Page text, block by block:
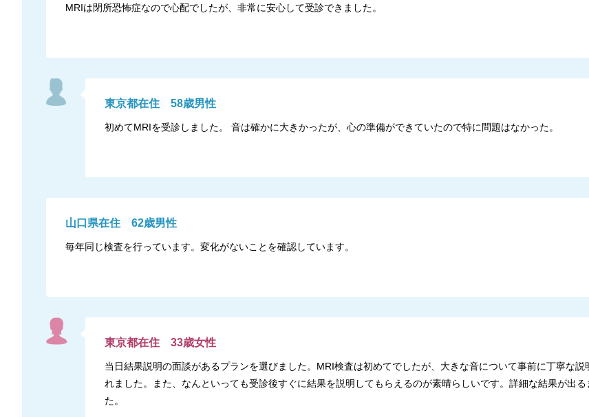
MRIは閉所恐怖症なので心配でしたが、非常に安心して受診できました。
東京都在住 58歳男性
初めてMRIを受診しました。 音は確かに大きかったが、心の準備ができていたので特に問題はなかった。
山口県在住 62歳男性
毎年同じ検査を行っています。変化がないことを確認しています。
東京都在住 33歳女性
当日結果説明の面談があるプランを選びました。MRI検査は初めてでしたが、大きな音について事前に丁寧な
れました。また、なんといっても受診後すぐに結果を説明してもらえるのが素晴らしいです。詳細な結果が出
た。